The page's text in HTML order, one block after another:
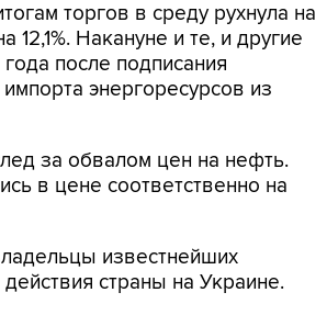
торгов в среду рухнула на
Накануне и те, и другие
после подписания
энергоресурсов из
за обвалом цен на нефть.
в цене соответственно на
известнейших
страны на Украине.